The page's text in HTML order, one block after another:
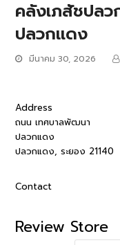
คลังเภสัชปล
ปลวกแดง
มีนาคม 30, 2026
Address
ถนน เทศบาลพัฒนา
ปลวกแดง
ปลวกแดง, ระยอง 21140
Contact
Review Store